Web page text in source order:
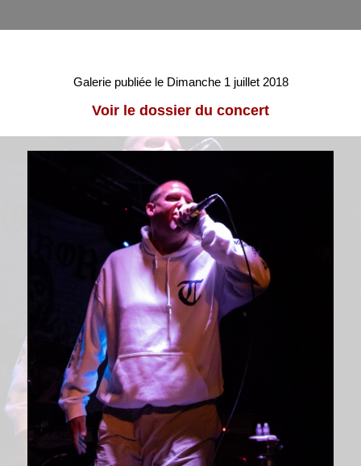
Galerie publiée le Dimanche 1 juillet 2018
Voir le dossier du concert